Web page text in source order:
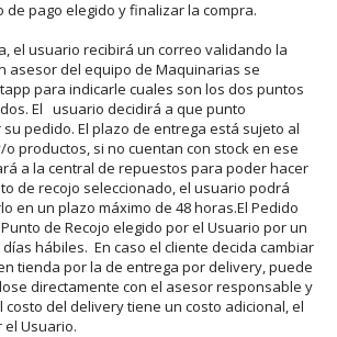
de pago elegido y finalizar la compra.
el usuario recibirá un correo validando la
asesor del equipo de Maquinarias se
para indicarle cuales son los dos puntos
El usuario decidirá a que punto
pedido. El plazo de entrega está sujeto al
productos, si no cuentan con stock en ese
a la central de repuestos para poder hacer
de recojo seleccionado, el usuario podrá
en un plazo máximo de 48 horas.El Pedido
de Recojo elegido por el Usuario por un
hábiles. En caso el cliente decida cambiar
tienda por la de entrega por delivery, puede
directamente con el asesor responsable y
costo del delivery tiene un costo adicional, el
Usuario.